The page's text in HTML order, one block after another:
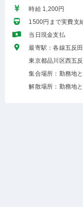
時給 1,200円
1500円まで実費支
当日現金支払
最寄駅：各線五反
東京都品川区西五
集合場所：勤務地
解散場所：勤務地